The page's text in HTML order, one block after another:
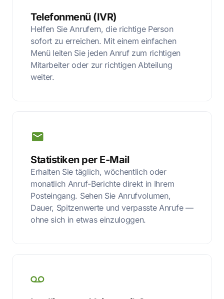
Telefonmenü (IVR)
Helfen Sie Anrufern, die richtige Person
sofort zu erreichen. Mit einem einfachen
Menü leiten Sie jeden Anruf zum richtigen
Mitarbeiter oder zur richtigen Abteilung
weiter.
Statistiken per E-Mail
Erhalten Sie täglich, wöchentlich oder
monatlich Anruf-Berichte direkt in Ihrem
Posteingang. Sehen Sie Anrufvolumen,
Dauer, Spitzenwerte und verpasste Anrufe —
ohne sich in etwas einzuloggen.